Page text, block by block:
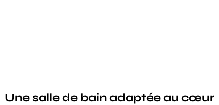
Une salle de bain adaptée au cœur